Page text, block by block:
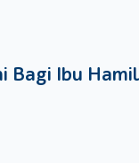
Bagi Ibu Hamil